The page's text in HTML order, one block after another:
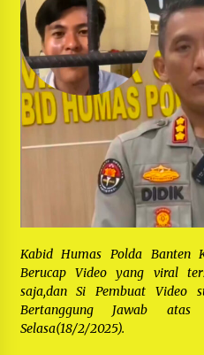
Support
Logistik Ke
1 tahun ago
Ucapan
Indonesia dan
Cepat Polres
Timur yang
Pengusiran
1 tahun ago
Kodim 0509
Perahu
1 tahun ago
Gelar STQ ke-
1 tahun ago
Kabid Humas Polda Banten
Berucap Video yang viral
saja,dan Si Pembuat Video
Bertanggung Jawab
Selasa(18/2/2025).